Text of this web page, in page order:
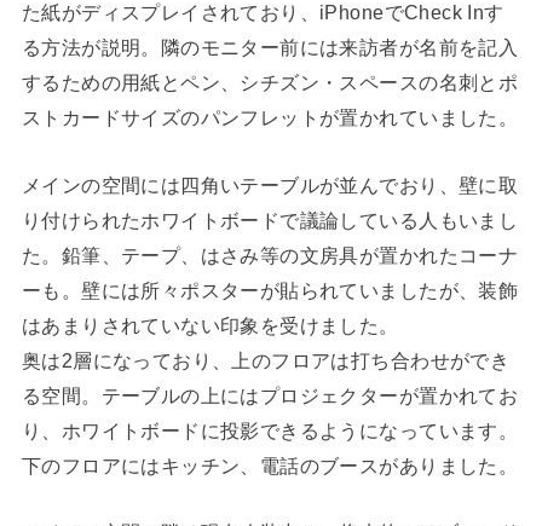
た紙がディスプレイされており、iPhoneでCheck Inす
る方法が説明。隣のモニター前には来訪者が名前を記入
するための用紙とペン、シチズン・スペースの名刺とポ
ストカードサイズのパンフレットが置かれていました。
メインの空間には四角いテーブルが並んでおり、壁に取
り付けられたホワイトボードで議論している人もいまし
た。鉛筆、テープ、はさみ等の文房具が置かれたコーナ
ーも。壁には所々ポスターが貼られていましたが、装飾
はあまりされていない印象を受けました。
奥は2層になっており、上のフロアは打ち合わせができ
る空間。テーブルの上にはプロジェクターが置かれてお
り、ホワイトボードに投影できるようになっています。
下のフロアにはキッチン、電話のブースがありました。